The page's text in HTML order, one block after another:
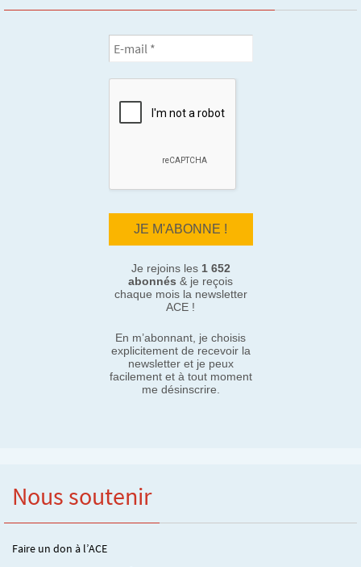
Je rejoins les 1 652
abonnés & je reçois
chaque mois la newsletter
ACE !
En m’abonnant, je choisis
explicitement de recevoir la
newsletter et je peux
facilement et à tout moment
me désinscrire.
Nous soutenir
Faire un don à l’ACE